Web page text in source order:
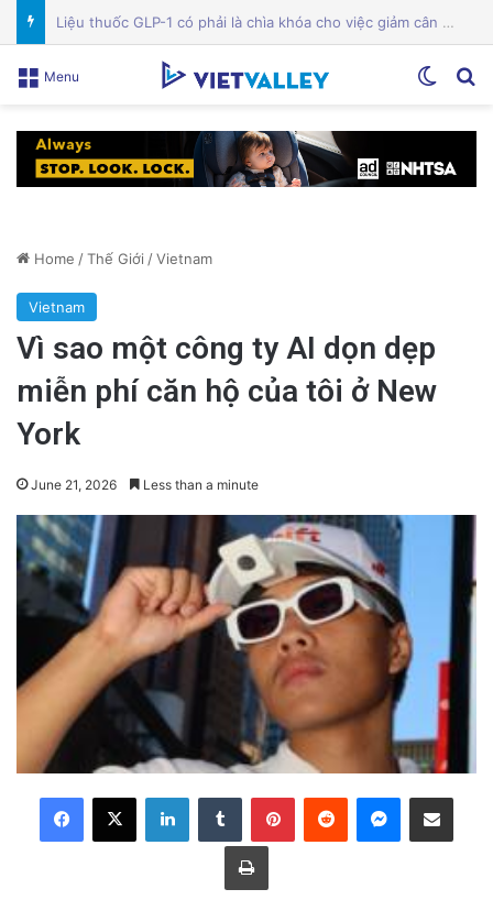
Bệnh viện Silicon Valley: Một trong những cơ sở y tế hàng đầu tại Mỹ
Menu
Home /Thế Giới /Vietnam
Vietnam
Vì sao một công ty AI dọn dẹp
miễn phí căn hộ của tôi ở New
York
June 21, 2026 Less than a minute
LinkedInTumblr PinterestReddit Messenger
Share via Email
Print